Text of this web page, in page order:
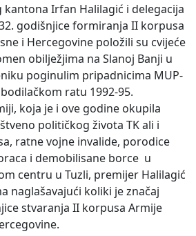
kantona Irfan Halilagić i delegacija
godišnjice formiranja II korpusa
i Hercegovine položili su cvijeće
obilježjima na Slanoj Banji u
poginulim pripadnicima MUP-
ratu 1992-95.
koja je i ove godine okupila
političkog života TK ali i
ratne vojne invalide, porodice
i demobilisane borce u
centru u Tuzli, premijer Halilagić
naglašavajući koliki je značaj
stvaranja II korpusa Armije